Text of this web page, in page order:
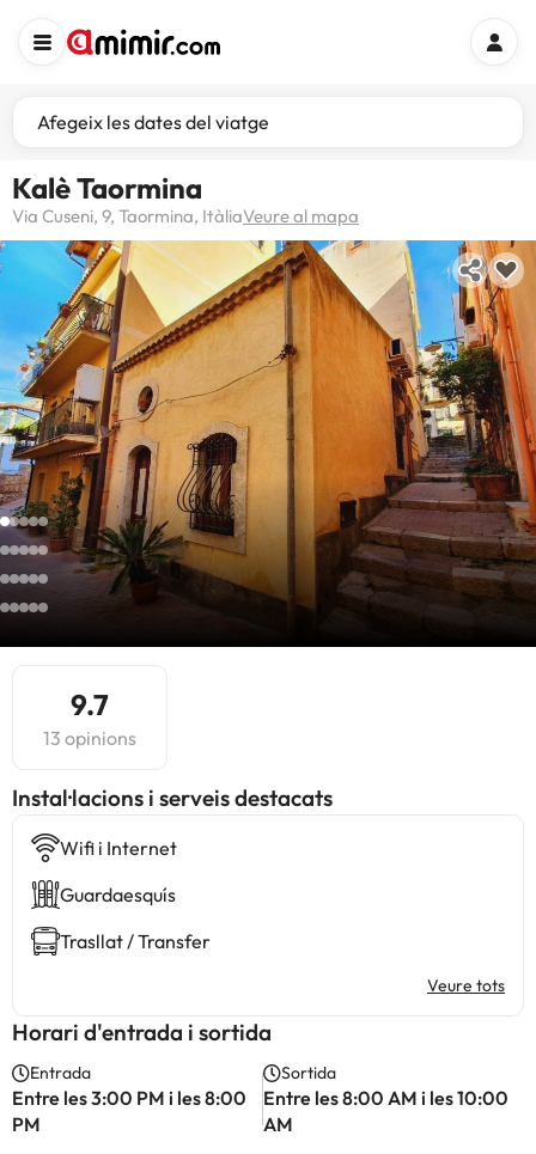
Afegeix les dates del viatge
Kalè Taormina
Via Cuseni, 9, Taormina, ItàliaVeure al mapa
9.7
13 opinions
Instal·lacions i serveis destacats
Wifi i Internet
Guardaesquís
Trasllat / Transfer
Veure tots
Horari d'entrada i sortida
Entrada
Entre les 3:00 PM i les 8:00
PM
Sortida
Entre les 8:00 AM i les 10:00
AM